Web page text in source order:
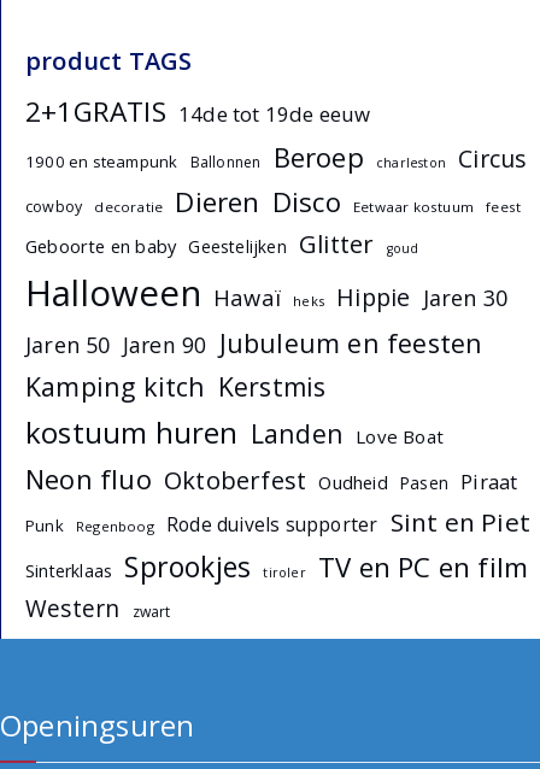
product TAGS
2+1GRATIS 14de tot 19de eeuw
1900 en steampunk Ballonnen Beroep charleston Circus
cowboy decoratie Dieren Disco Eetwaar kostuum feest
Geboorte en baby Geestelijken Glitter goud
Halloween Hawaï heks Hippie Jaren 30
Jaren 50 Jaren 90 Jubuleum en feesten
Kamping kitch Kerstmis
kostuum huren Landen Love Boat
Neon fluo Oktoberfest Oudheid Pasen Piraat
Punk Regenboog Rode duivels supporter Sint en Piet
Sinterklaas Sprookjes tiroler TV en PC en film
Western zwart
Openingsuren